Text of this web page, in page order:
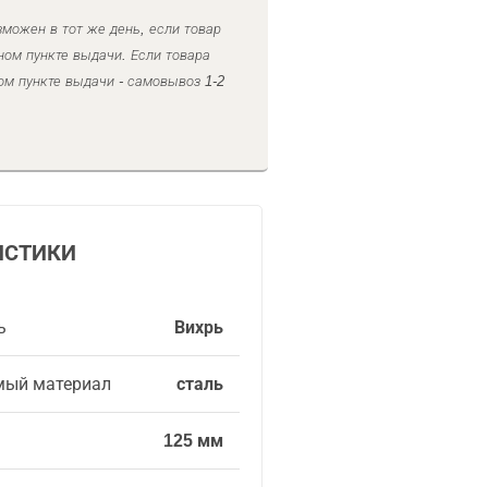
в тот же день, если товар
пункте выдачи. Если товара
пункте выдачи - самовывоз 1-2
Вихрь
материал сталь
125 мм